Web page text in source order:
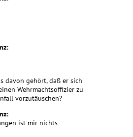
davon gehört, daß er sich
Wehrmachtsoffizier zu
vorzutäuschen?
ist mir nichts